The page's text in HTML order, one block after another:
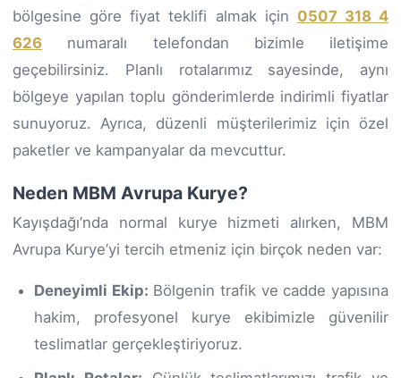
bölgesine göre fiyat teklifi almak için 0507 318 4
626 numaralı telefondan bizimle iletişime
geçebilirsiniz. Planlı rotalarımız sayesinde, aynı
bölgeye yapılan toplu gönderimlerde indirimli fiyatlar
sunuyoruz. Ayrıca, düzenli müşterilerimiz için özel
paketler ve kampanyalar da mevcuttur.
Neden MBM Avrupa Kurye?
Kayışdağı’nda normal kurye hizmeti alırken, MBM
Avrupa Kurye’yi tercih etmeniz için birçok neden var:
Deneyimli Ekip: Bölgenin trafik ve cadde yapısına
hakim, profesyonel kurye ekibimizle güvenilir
teslimatlar gerçekleştiriyoruz.